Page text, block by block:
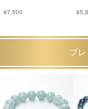
¥7,800 ¥
ブ